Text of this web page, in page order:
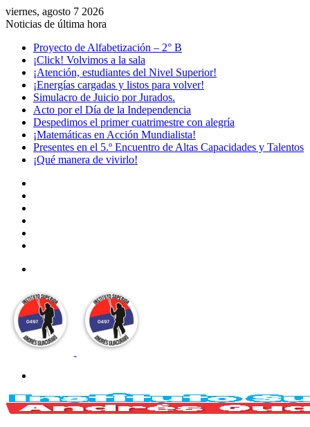
viernes, agosto 7 2026
Noticias de última hora
Proyecto de Alfabetización – 2° B
¡Click! Volvimos a la sala
¡Atención, estudiantes del Nivel Superior!
¡Energías cargadas y listos para volver!
Simulacro de Juicio por Jurados.
Acto por el Día de la Independencia
Despedimos el primer cuatrimestre con alegría
¡Matemáticas en Acción Mundialista!
Presentes en el 5.º Encuentro de Altas Capacidades y Talentos
¡Qué manera de vivirlo!